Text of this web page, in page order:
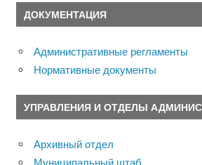
ДОКУМЕНТАЦИЯ
Административные регламенты
Нормативные документы
УПРАВЛЕНИЯ И ОТДЕЛЫ
Архивный отдел